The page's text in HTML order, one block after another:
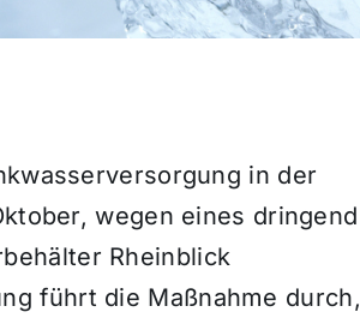
in der
wegen eines dringend
Rheinblick
führt die Maßnahme durch,